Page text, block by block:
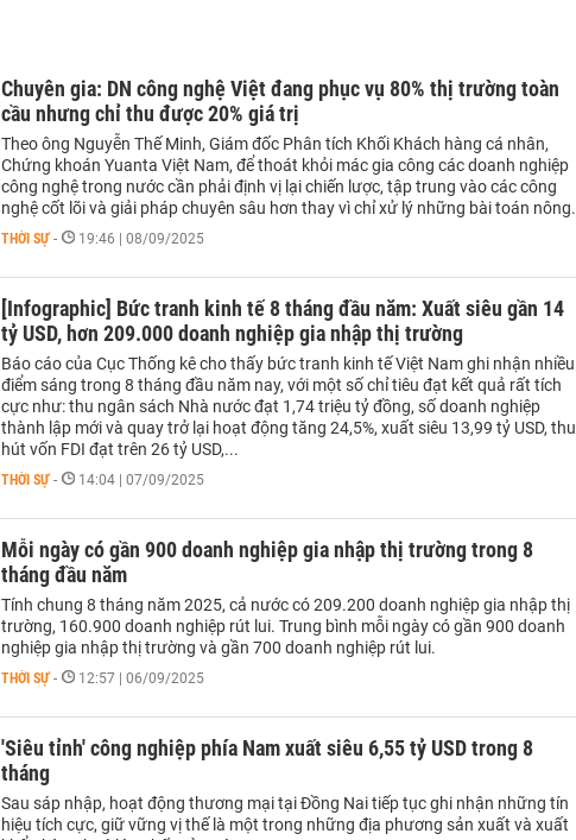
Chuyên gia: DN công nghệ Việt đang phục vụ 80% thị trường toàn
cầu nhưng chỉ thu được 20% giá trị
Theo ông Nguyễn Thế Minh, Giám đốc Phân tích Khối Khách hàng cá nhân,
Chứng khoán Yuanta Việt Nam, để thoát khỏi mác gia công các doanh nghiệp
công nghệ trong nước cần phải định vị lại chiến lược, tập trung vào các công
nghệ cốt lõi và giải pháp chuyên sâu hơn thay vì chỉ xử lý những bài toán nông.
THỜI SỰ - 19:46 | 08/09/2025
[Infographic] Bức tranh kinh tế 8 tháng đầu năm: Xuất siêu gần 14
tỷ USD, hơn 209.000 doanh nghiệp gia nhập thị trường
Báo cáo của Cục Thống kê cho thấy bức tranh kinh tế Việt Nam ghi nhận nhiều
điểm sáng trong 8 tháng đầu năm nay, với một số chỉ tiêu đạt kết quả rất tích
cực như: thu ngân sách Nhà nước đạt 1,74 triệu tỷ đồng, số doanh nghiệp
thành lập mới và quay trở lại hoạt động tăng 24,5%, xuất siêu 13,99 tỷ USD, thu
hút vốn FDI đạt trên 26 tỷ USD,...
THỜI SỰ - 14:04 | 07/09/2025
Mỗi ngày có gần 900 doanh nghiệp gia nhập thị trường trong 8
tháng đầu năm
Tính chung 8 tháng năm 2025, cả nước có 209.200 doanh nghiệp gia nhập thị
trường, 160.900 doanh nghiệp rút lui. Trung bình mỗi ngày có gần 900 doanh
nghiệp gia nhập thị trường và gần 700 doanh nghiệp rút lui.
THỜI SỰ - 12:57 | 06/09/2025
'Siêu tỉnh' công nghiệp phía Nam xuất siêu 6,55 tỷ USD trong 8
tháng
Sau sáp nhập, hoạt động thương mại tại Đồng Nai tiếp tục ghi nhận những tín
hiệu tích cực, giữ vững vị thế là một trong những địa phương sản xuất và xuất